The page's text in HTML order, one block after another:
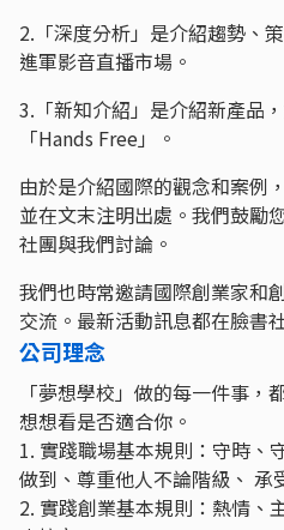
2.「深度分析」是介紹趨勢、
進軍影音直播市場。
3.「新知介紹」是介紹新產品
「Hands Free」。
由於是介紹國際的觀念和案例
並在文末注明出處。我們鼓勵
社團與我們討論。
我們也時常邀請國際創業家和
交流。最新活動訊息都在臉書
公司理念
「夢想學校」做的每一件事
想想看是否適合你。
1. 實踐職場基本規則：守時、
做到、尊重他人不論階級、 承
2. 實踐創業基本規則：熱情、